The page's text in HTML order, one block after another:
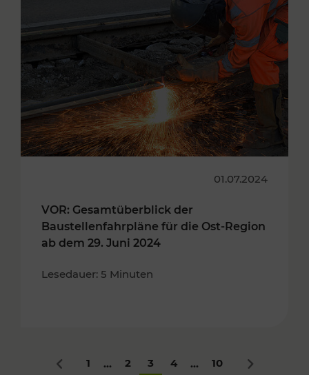
01.07.2024
VOR: Gesamtüberblick der
Baustellenfahrpläne für die Ost-Region
ab dem 29. Juni 2024
Lesedauer: 5 Minuten
Zurück
1 ... 2 3 4 ... 10 Nächstes